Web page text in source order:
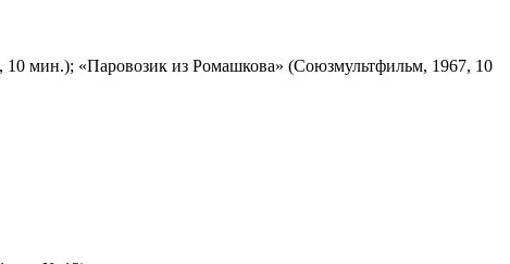
мин.); «Паровозик из Ромашкова» (Союзмультфильм, 1967, 10